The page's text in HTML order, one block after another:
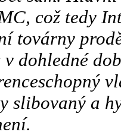
což tedy
továrny
dohledné
slibovaný a